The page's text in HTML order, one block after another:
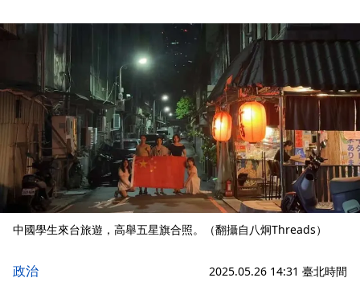
中國學生來台旅遊，高舉五星旗合照。（翻攝自八炯Threads）
政治 2025.05.26 14:31 臺北時間